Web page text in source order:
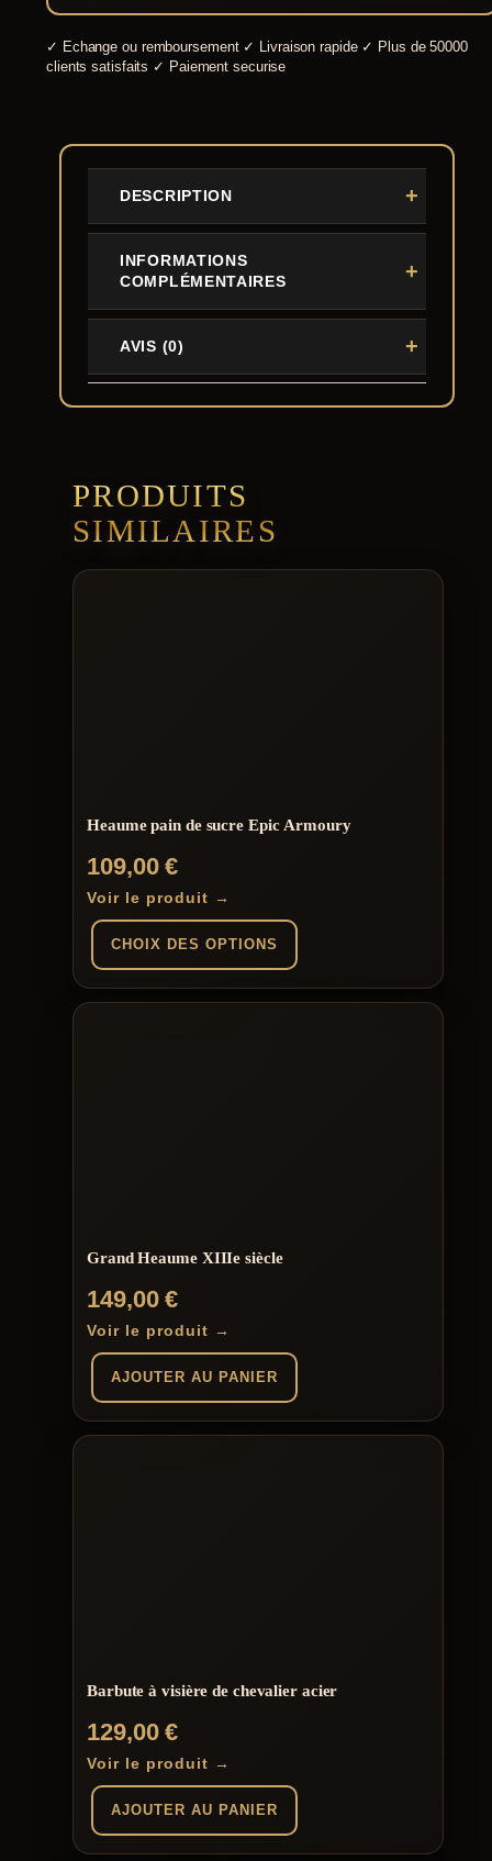
✓ Echange ou remboursement ✓ Livraison rapide ✓ Plus de 50000
clients satisfaits ✓ Paiement securise
DESCRIPTION
INFORMATIONS
COMPLÉMENTAIRES
AVIS (0)
PRODUITS
SIMILAIRES
Heaume pain de sucre Epic Armoury
109,00€
Voir le produit →
CHOIX DES OPTIONS
produit
Grand Heaume XIIIe siècle
149,00€
Voir le produit →
AJOUTER AU PANIER
Barbute à visière de chevalier acier
129,00€
Voir le produit →
AJOUTER AU PANIER